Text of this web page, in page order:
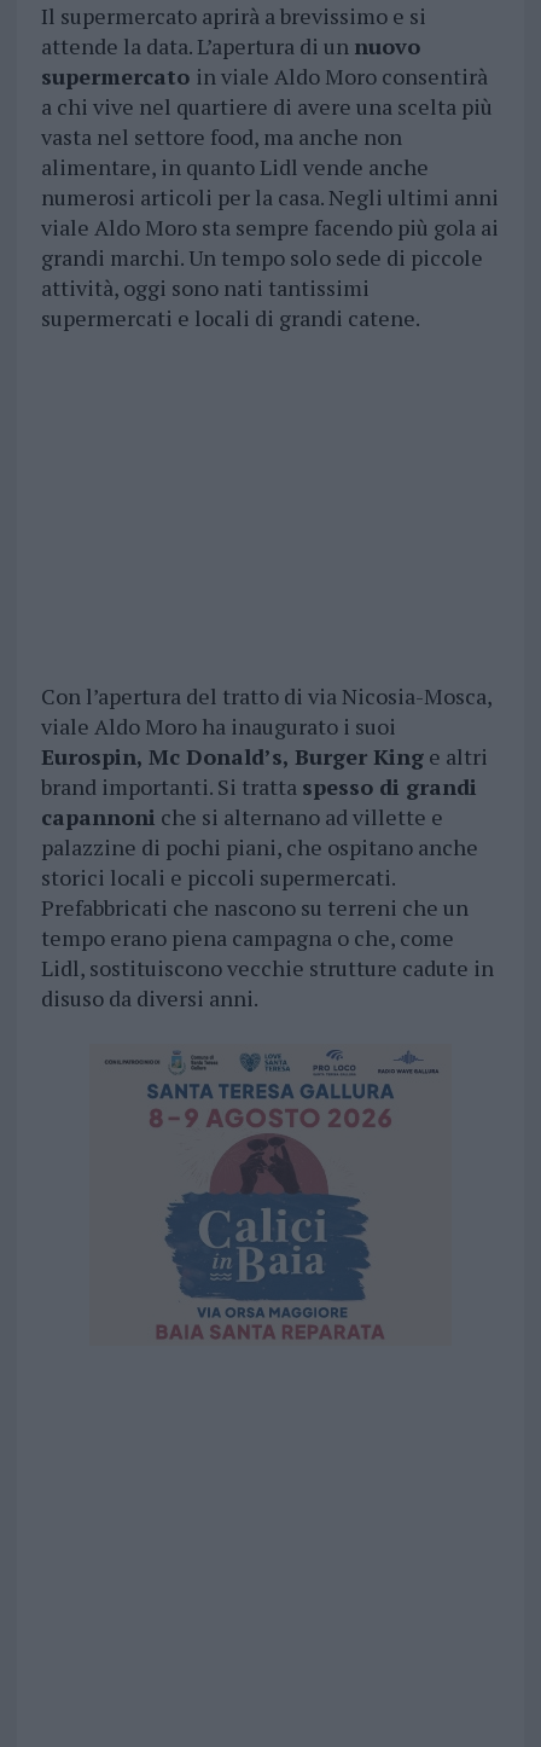
Il supermercato aprirà a brevissimo e si
attende la data. L’apertura di un nuovo
supermercato in viale Aldo Moro consentirà
a chi vive nel quartiere di avere una scelta più
vasta nel settore food, ma anche non
alimentare, in quanto Lidl vende anche
numerosi articoli per la casa. Negli ultimi anni
viale Aldo Moro sta sempre facendo più gola ai
grandi marchi. Un tempo solo sede di piccole
attività, oggi sono nati tantissimi
supermercati e locali di grandi catene.
Con l’apertura del tratto di via Nicosia-Mosca,
viale Aldo Moro ha inaugurato i suoi
Eurospin, Mc Donald’s, Burger Kinge altri
brand importanti. Si tratta spesso di grandi
capannoni che si alternano ad villette e
palazzine di pochi piani, che ospitano anche
storici locali e piccoli supermercati.
Prefabbricati che nascono su terreni che un
tempo erano piena campagna o che, come
Lidl, sostituiscono vecchie strutture cadute in
disuso da diversi anni.